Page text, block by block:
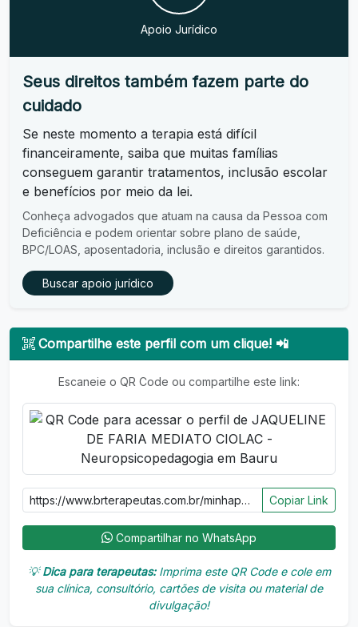
Apoio Jurídico
Seus direitos também fazem parte do
cuidado
Se neste momento a terapia está difícil
financeiramente, saiba que muitas famílias
conseguem garantir tratamentos, inclusão escolar
e benefícios por meio da lei.
Conheça advogados que atuam na causa da Pessoa com
Deficiência e podem orientar sobre plano de saúde,
BPC/LOAS, aposentadoria, inclusão e direitos garantidos.
Buscar apoio jurídico
Compartilhe este perfil com um clique! 📲
Escaneie o QR Code ou compartilhe este link:
Copiar Link
Compartilhar no WhatsApp
💡Dica para terapeutas:Imprima este QR Code e cole em
sua clínica, consultório, cartões de visita ou material de
divulgação!